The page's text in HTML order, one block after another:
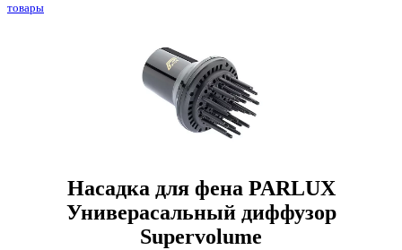
товары
Насадка для фена PARLUX
Универасальный диффузор
Supervolume